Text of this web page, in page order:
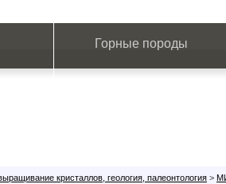
Горные породы
кристаллов, геология, палеонтология >